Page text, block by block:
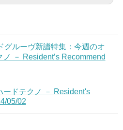
グルーヴ新譜特集：今週のオ
ノ － Resident’s Recommend
ードテクノ － Resident's
05/02